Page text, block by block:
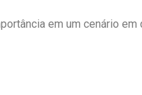
em um cenário